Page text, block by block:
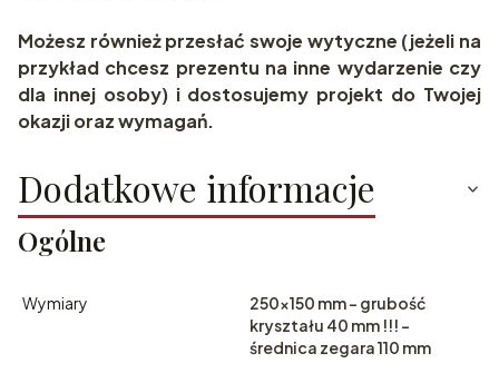
Możesz również przesłać swoje wytyczne (jeżeli na
przykład chcesz prezentu na inne wydarzenie czy
dla innej osoby) i dostosujemy projekt do Twojej
okazji oraz wymagań.
Dodatkowe informacje
Ogólne
Wymiary
250x150 mm - grubość
kryształu 40 mm !!! -
średnica zegara 110 mm